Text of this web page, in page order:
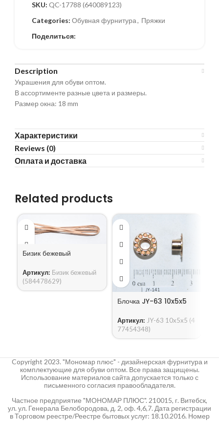
SKU: QC-17788 (640089123)
Categories: Обувная фурнитура, Пряжки
Поделиться:
Description
Украшения для обуви оптом.
В ассортименте разные цвета и размеры.
Размер окна: 18 mm
Характеристики
Reviews (0)
Оплата и доставка
Related products
Бизик бежевый
Артикул: Бизик бежевый
(584478629)
Блочка JY-63 10x5x5
Артикул: JY-63 10x5x5 (4
77454348)
Copyright 2023. "Мономар плюс" - дизайнерская фурнитура и
комплектующие для обуви оптом. Все права защищены.
Использование материалов сайта допускается только с
письменного согласия правообладателя.
Частное предприятие "МОНОМАР ПЛЮС". 210015, г. Витебск,
ул. ул. Генерала Белобородова, д. 2, оф. 4,6,7. Дата регистрации
в Торговом реестре/Реестре бытовых услуг: 18.10.2016. Номер